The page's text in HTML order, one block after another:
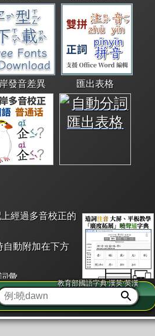
發音差異 匯出表格
經過多音校正的
自動附加在下方
彙。
援查詢「同注音」或「同筆畫」。
間「連續查詢」此字詞的解釋，不
教育部國語字典·漢英·英漢